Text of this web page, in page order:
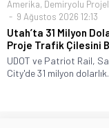
Amerika, Demiryolu
9 Ağustos 2026 12:13
Utah’ta 31 Milyon
Proje Trafik Çilesini
UDOT ve Patriot Rail,
City'de 31 milyon